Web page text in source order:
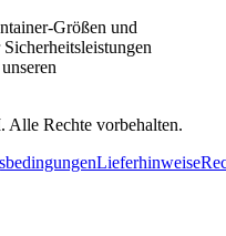
Größen und
Rechte vorbehalten.
Lieferhinweise